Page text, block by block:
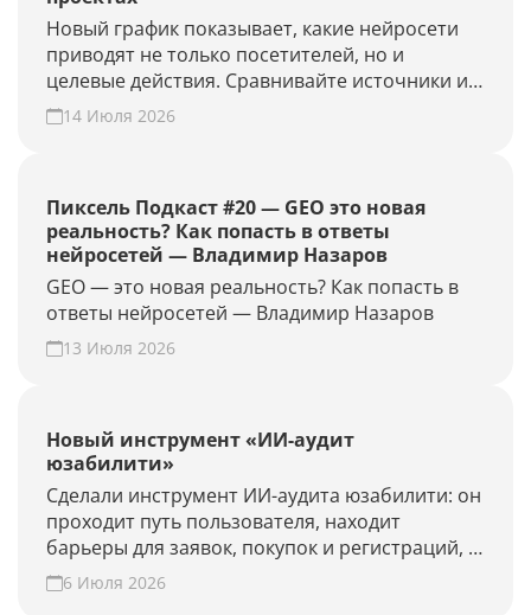
Новый график показывает, какие нейросети
приводят не только посетителей, но и
целевые действия. Сравнивайте источники и
периоды, находите точки роста. Создайте
GEO-проект и проверьте конверсию своего
14 Июля 2026
Пиксель Подкаст #20 — GEO это новая
реальность? Как попасть в ответы
нейросетей — Владимир Назаров
GEO — это новая реальность? Как попасть в
ответы нейросетей — Владимир Назаров
13 Июля 2026
Новый инструмент «ИИ-аудит
юзабилити»
Сделали инструмент ИИ-аудита юзабилити: он
проходит путь пользователя, находит
барьеры для заявок, покупок и регистраций, и
предлагает гипотезы для роста конверсии.
Проверьте свой сайт прямо сейчас!
6 Июля 2026